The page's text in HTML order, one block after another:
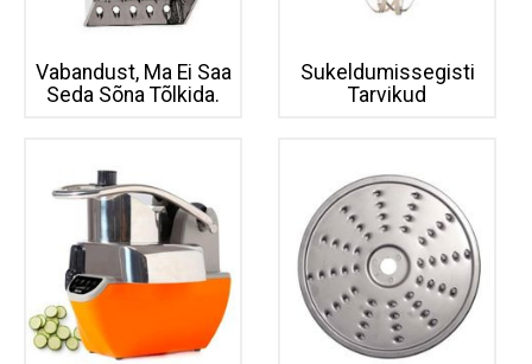
Vabandust, Ma Ei Saa
Seda Sõna Tõlkida.
Sukeldumissegisti
Tarvikud